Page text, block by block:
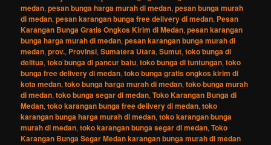
medan,pesan bunga harga murah di medan,pesan bunga murah
di medan,pesan karangan bunga free delivery di medan, Pesan
Karangan Bunga Gratis Ongkos Kirim di Medan,pesan karangan
bunga harga murah di medan,pesan karangan bunga murah di
medan,prov., Provinsi,Sumatera Utara,Sumut,toko bunga di
delitua,toko bunga di pancur batu,toko bunga di tuntungan,toko
bunga free delivery di medan,toko bunga gratis ongkos kirim di
kota medan,toko bunga harga murah di medan,toko bunga murah
di medan,toko bunga segar di medan,Toko Karangan Bunga di
Medan,toko karangan bunga free delivery di medan,toko
karangan bunga harga murah di medan,toko karangan bunga
murah di medan,toko karangan bunga segar di medan,Toko
Karangan Bunga Segar Medan karangan bunga murah di medan